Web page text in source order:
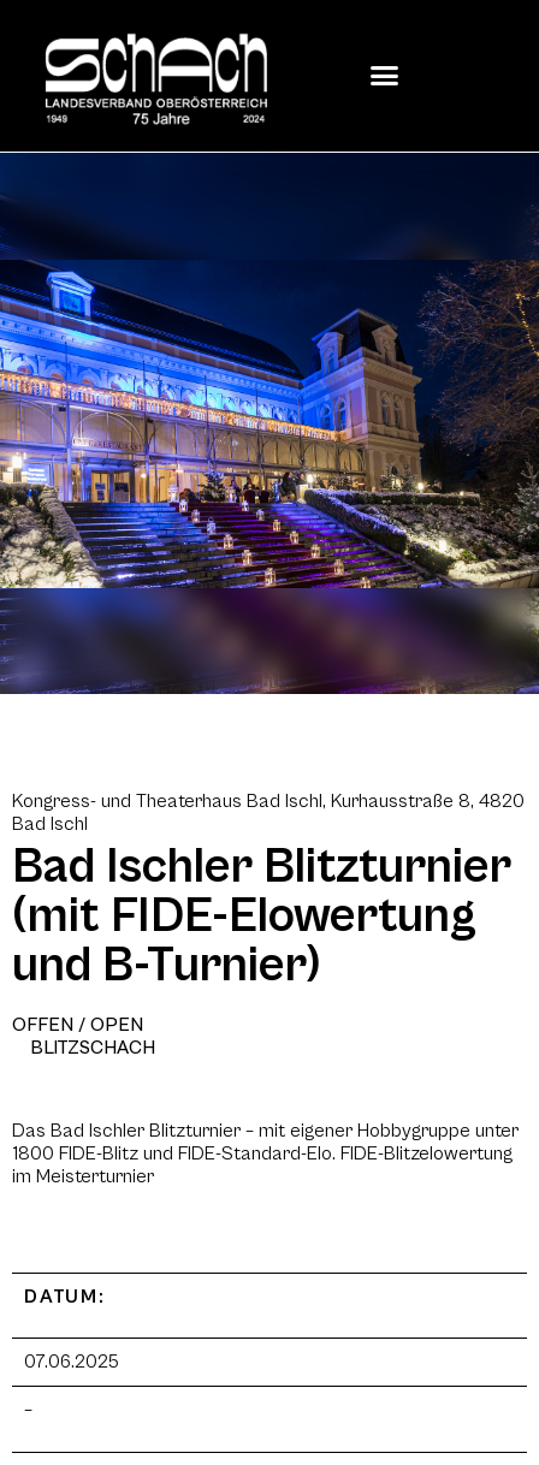
Kongress- und Theaterhaus Bad Ischl, Kurhausstraße 8, 4820
Bad Ischl
Bad Ischler Blitzturnier
(mit FIDE-Elowertung
und B-Turnier)
OFFEN / OPEN
BLITZSCHACH
Das Bad Ischler Blitzturnier – mit eigener Hobbygruppe unter
1800 FIDE-Blitz und FIDE-Standard-Elo. FIDE-Blitzelowertung
im Meisterturnier
DATUM:
07.06.2025
–